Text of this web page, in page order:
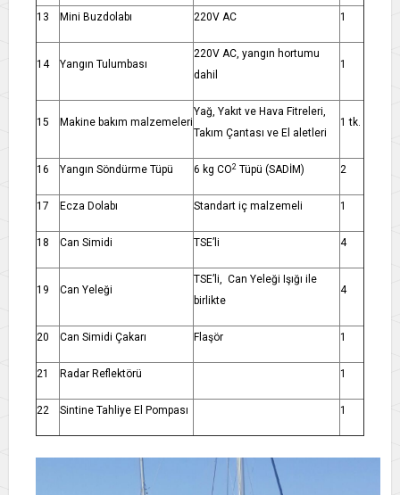
13 Mini Buzdolabı 220V AC 1
14 Yangın Tulumbası
220V AC, yangın hortumu
dahil
1
15 Makine bakım malzemeleri
Yağ, Yakıt ve Hava Fitreleri,
Takım Çantası ve El aletleri
1 tk.
16 Yangın Söndürme Tüpü 6 kg CO2 Tüpü (SADİM) 2
17 Ecza Dolabı Standart iç malzemeli 1
18 Can Simidi TSE’li 4
19 Can Yeleği
TSE’li, Can Yeleği Işığı ile
birlikte
4
20 Can Simidi Çakarı Flaşör 1
21 Radar Reflektörü 1
22 Sintine Tahliye El Pompası 1